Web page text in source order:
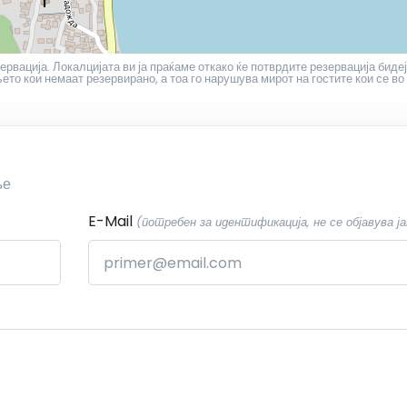
Локалцијата ви ја праќаме откако ќе потврдите резервација
кои немаат резервирано, а тоа го нарушува мирот на гостите кои се во
E-Mail (потребен за идентификација, не се објавува